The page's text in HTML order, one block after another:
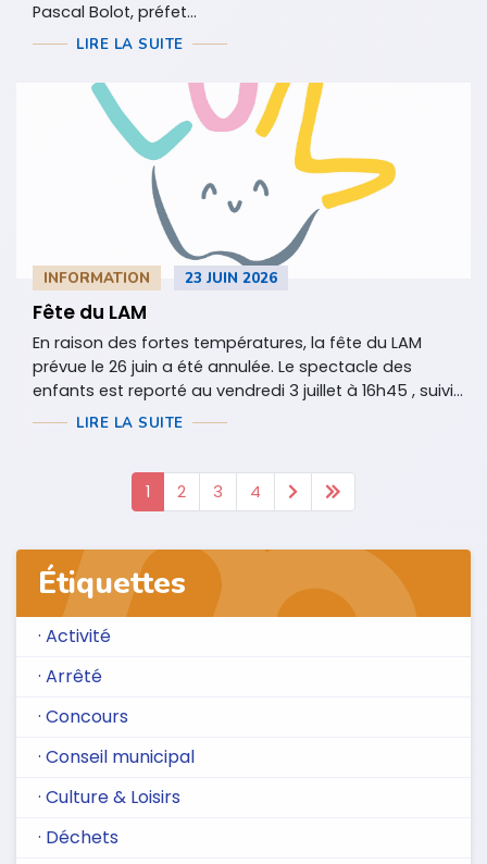
Pascal Bolot, préfet...
LIRE LA SUITE
INFORMATION 23 JUIN 2026
Fête du LAM
En raison des fortes températures, la fête du LAM
prévue le 26 juin a été annulée. Le spectacle des
enfants est reporté au vendredi 3 juillet à 16h45 , suivi...
LIRE LA SUITE
1 2 3 4
Étiquettes
· Activité
· Arrêté
· Concours
· Conseil municipal
· Culture & Loisirs
· Déchets